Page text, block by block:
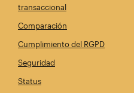
transaccional
Comparación
Cumplimiento del RGPD
Seguridad
Status